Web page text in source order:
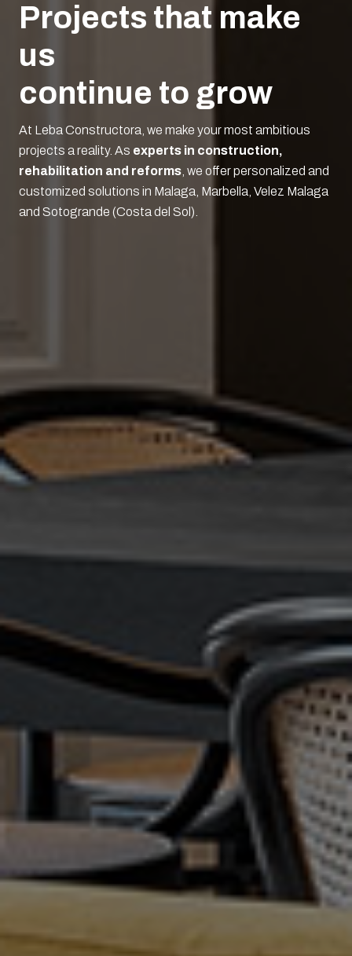
Projects that make
us
continue to grow
At Leba Constructora, we make your most ambitious
projects a reality. As experts in construction,
rehabilitation and reforms , we offer personalized and
customized solutions in Malaga, Marbella, Velez Malaga
and Sotogrande (Costa del Sol).